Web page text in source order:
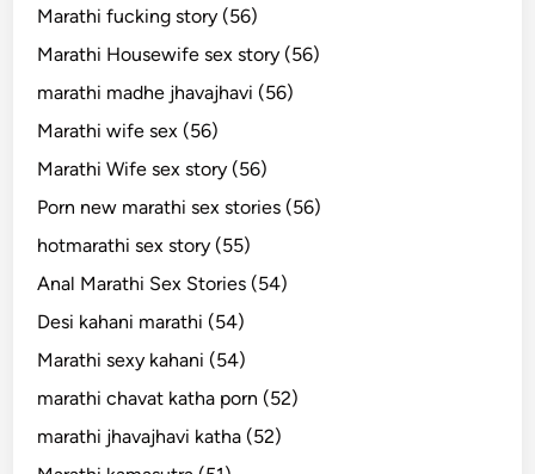
Marathi fucking story (56)
Marathi Housewife sex story (56)
marathi madhe jhavajhavi (56)
Marathi wife sex (56)
Marathi Wife sex story (56)
Porn new marathi sex stories (56)
hotmarathi sex story (55)
Anal Marathi Sex Stories (54)
Desi kahani marathi (54)
Marathi sexy kahani (54)
marathi chavat katha porn (52)
marathi jhavajhavi katha (52)